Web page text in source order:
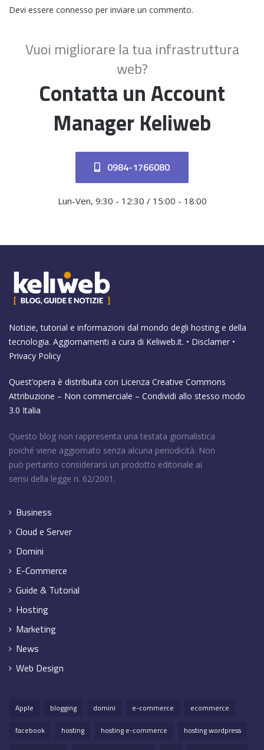
Devi essere connesso per inviare un commento.
Vuoi migliorare la tua infrastruttura
web?
Contatta un Account
Manager Keliweb
0984-1766080
Lun-Ven, 9:30 - 12:30 / 15:00 - 18:00
Notizie, tutorial e informazioni dal mondo degli hosting e della
tecnologia. Aggiornamenti a cura di Keliweb.it. • Disclamer •
Privacy Policy
Quest’opera è distribuita con Licenza Creative Commons
Attribuzione – Non commerciale – Condividi allo stesso modo
3.0 Italia
Questo blog non rappresenta una testata giornalistica
poiché viene aggiornato senza alcuna periodicità. Non
può pertanto considerarsi un prodotto editoriale ai
sensi della legge n. 62/2001.
Business
Cloud e Server
Domini
E-Commerce
Guide & Tutorial
Hosting
Marketing
News
Web Design
Apple blogging domini e-commerce
ecommerce
facebook
hosting hosting e-commerce
hosting wordpress